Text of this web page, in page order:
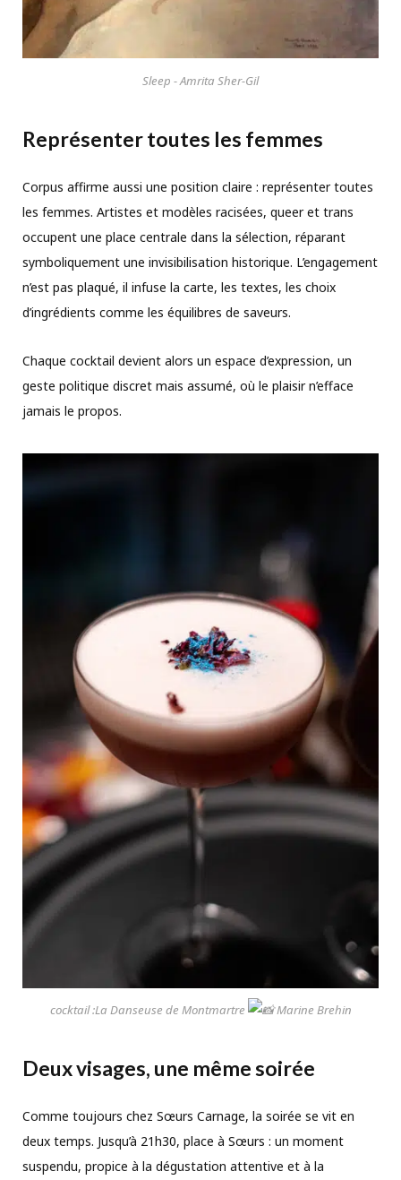
Sleep - Amrita Sher-Gil
Représenter toutes les femmes
Corpus affirme aussi une position claire : représenter toutes
les femmes. Artistes et modèles racisées, queer et trans
occupent une place centrale dans la sélection, réparant
symboliquement une invisibilisation historique. L’engagement
n’est pas plaqué, il infuse la carte, les textes, les choix
d’ingrédients comme les équilibres de saveurs.
Chaque cocktail devient alors un espace d’expression, un
geste politique discret mais assumé, où le plaisir n’efface
jamais le propos.
cocktail :La Danseuse de Montmartre Marine Brehin
Deux visages, une même soirée
Comme toujours chez Sœurs Carnage, la soirée se vit en
deux temps. Jusqu’à 21h30, place à Sœurs : un moment
suspendu, propice à la dégustation attentive et à la